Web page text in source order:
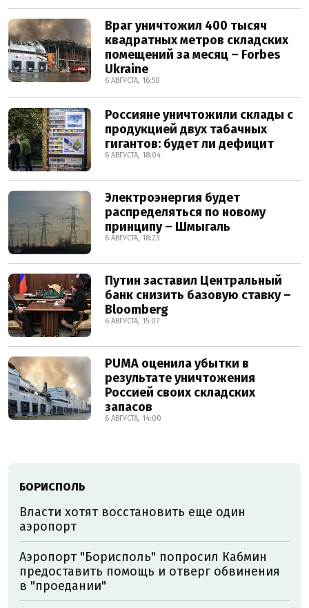
Враг уничтожил 400 тысяч
квадратных метров складских
помещений за месяц – Forbes
Ukraine
6 АВГУСТА, 16:50
Россияне уничтожили склады с
продукцией двух табачных
гигантов: будет ли дефицит
6 АВГУСТА, 18:04
Электроэнергия будет
распределяться по новому
принципу – Шмыгаль
6 АВГУСТА, 18:23
Путин заставил Центральный
банк снизить базовую ставку –
Bloomberg
6 АВГУСТА, 15:07
PUMA оценила убытки в
результате уничтожения
Россией своих складских
запасов
6 АВГУСТА, 14:00
БОРИСПОЛЬ
Власти хотят восстановить еще один
аэропорт
Аэропорт "Борисполь" попросил Кабмин
предоставить помощь и отверг обвинения
в "проедании"